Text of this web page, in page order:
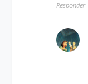
Responder